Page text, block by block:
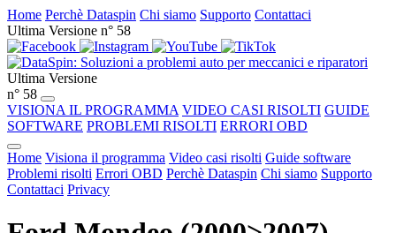
Home Perchè Dataspin Chi siamo Supporto Contattaci
Ultima Versione n° 58
Ultima Versione
n° 58
VISIONA IL PROGRAMMA VIDEO CASI RISOLTI GUIDE
SOFTWARE PROBLEMI RISOLTI ERRORI OBD
Home Visiona il programma Video casi risolti Guide software
Problemi risolti Errori OBD Perchè Dataspin Chi siamo Supporto
Contattaci Privacy